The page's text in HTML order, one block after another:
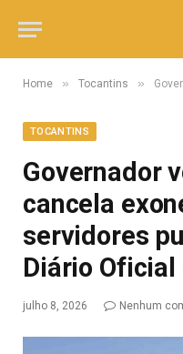
Home » Tocantins » Governador
TOCANTINS
Governador
cancela
servidores
Diário Oficial
julho 8, 2026 Nenhum